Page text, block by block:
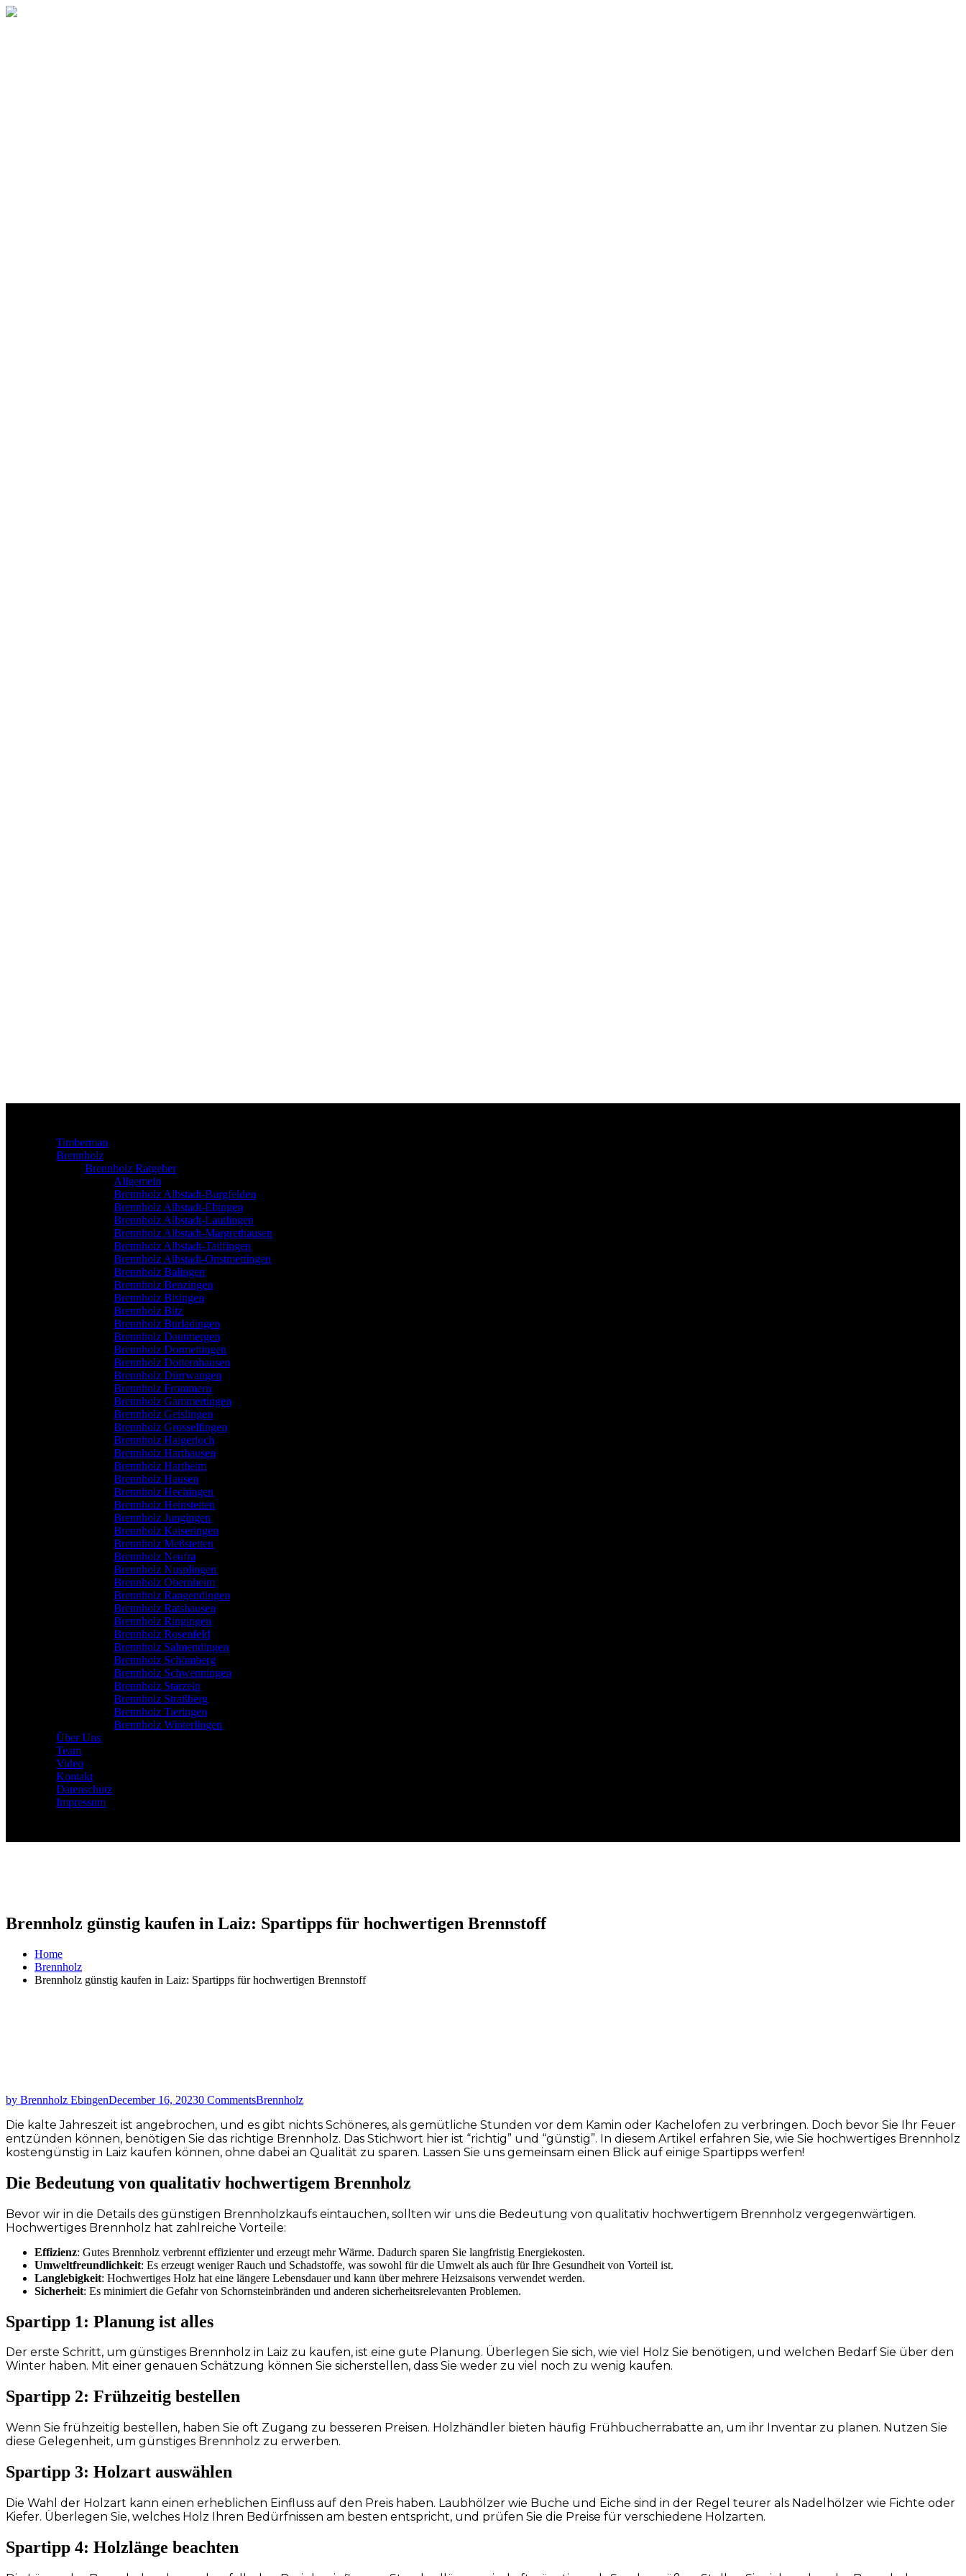
Timberman
Brennholz
Brennholz Ratgeber
Allgemein
Brennholz Albstadt-Burgfelden
Brennholz Albstadt-Ebingen
Brennholz Albstadt-Lautlingen
Brennholz Albstadt-Margrethausen
Brennholz Albstadt-Tailfingen
Brennholz Albstadt-Onstmettingen
Brennholz Balingen
Brennholz Benzingen
Brennholz Bisingen
Brennholz Bitz
Brennholz Burladingen
Brennholz Dautmergen
Brennholz Dormettingen
Brennholz Dotternhausen
Brennholz Dürrwangen
Brennholz Frommern
Brennholz Gammertingen
Brennholz Geislingen
Brennholz Grosselfingen
Brennholz Haigerloch
Brennholz Harthausen
Brennholz Hartheim
Brennholz Hausen
Brennholz Hechingen
Brennholz Heinstetten
Brennholz Jungingen
Brennholz Kaiseringen
Brennholz Meßstetten
Brennholz Neufra
Brennholz Nusplingen
Brennholz Obernheim
Brennholz Rangendingen
Brennholz Ratshausen
Brennholz Ringingen
Brennholz Rosenfeld
Brennholz Salmendingen
Brennholz Schömberg
Brennholz Schwenningen
Brennholz Starzeln
Brennholz Straßberg
Brennholz Tieringen
Brennholz Winterlingen
Über Uns
Team
Video
Kontakt
Datenschutz
Impressum
Brennholz günstig kaufen in Laiz: Spartipps für hochwertigen Brennstoff
Home
Brennholz
Brennholz günstig kaufen in Laiz: Spartipps für hochwertigen Brennstoff
by Brennholz EbingenDecember 16, 20230 CommentsBrennholz
Die kalte Jahreszeit ist angebrochen, und es gibt nichts Schöneres, als gemütliche Stunden vor dem Kamin oder Kachelofen zu verbringen. Doch bevor Sie Ihr Feuer
entzünden können, benötigen Sie das richtige Brennholz. Das Stichwort hier ist “richtig” und “günstig”. In diesem Artikel erfahren Sie, wie Sie hochwertiges Brennholz
kostengünstig in Laiz kaufen können, ohne dabei an Qualität zu sparen. Lassen Sie uns gemeinsam einen Blick auf einige Spartipps werfen!
Die Bedeutung von qualitativ hochwertigem Brennholz
Bevor wir in die Details des günstigen Brennholzkaufs eintauchen, sollten wir uns die Bedeutung von qualitativ hochwertigem Brennholz vergegenwärtigen.
Hochwertiges Brennholz hat zahlreiche Vorteile:
Effizienz: Gutes Brennholz verbrennt effizienter und erzeugt mehr Wärme. Dadurch sparen Sie langfristig Energiekosten.
Umweltfreundlichkeit: Es erzeugt weniger Rauch und Schadstoffe, was sowohl für die Umwelt als auch für Ihre Gesundheit von Vorteil ist.
Langlebigkeit: Hochwertiges Holz hat eine längere Lebensdauer und kann über mehrere Heizsaisons verwendet werden.
Sicherheit: Es minimiert die Gefahr von Schornsteinbränden und anderen sicherheitsrelevanten Problemen.
Spartipp 1: Planung ist alles
Der erste Schritt, um günstiges Brennholz in Laiz zu kaufen, ist eine gute Planung. Überlegen Sie sich, wie viel Holz Sie benötigen, und welchen Bedarf Sie über den
Winter haben. Mit einer genauen Schätzung können Sie sicherstellen, dass Sie weder zu viel noch zu wenig kaufen.
Spartipp 2: Frühzeitig bestellen
Wenn Sie frühzeitig bestellen, haben Sie oft Zugang zu besseren Preisen. Holzhändler bieten häufig Frühbucherrabatte an, um ihr Inventar zu planen. Nutzen Sie
diese Gelegenheit, um günstiges Brennholz zu erwerben.
Spartipp 3: Holzart auswählen
Die Wahl der Holzart kann einen erheblichen Einfluss auf den Preis haben. Laubhölzer wie Buche und Eiche sind in der Regel teurer als Nadelhölzer wie Fichte oder
Kiefer. Überlegen Sie, welches Holz Ihren Bedürfnissen am besten entspricht, und prüfen Sie die Preise für verschiedene Holzarten.
Spartipp 4: Holzlänge beachten